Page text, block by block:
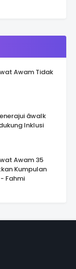
Awam Tidak
âwalk
Inklusi
Awam 35
Kumpulan
Fahmi